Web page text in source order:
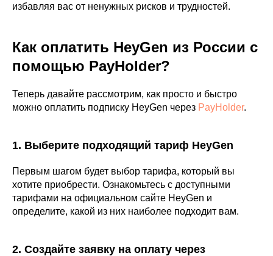
избавляя вас от ненужных рисков и трудностей.
Как оплатить HeyGen из России с
помощью PayHolder?
Теперь давайте рассмотрим, как просто и быстро
можно оплатить подписку HeyGen через PayHolder.
1. Выберите подходящий тариф HeyGen
Первым шагом будет выбор тарифа, который вы
хотите приобрести. Ознакомьтесь с доступными
тарифами на официальном сайте HeyGen и
определите, какой из них наиболее подходит вам.
2. Создайте заявку на оплату через